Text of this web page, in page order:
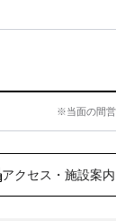
※当面の間営
アクセス・施設案内